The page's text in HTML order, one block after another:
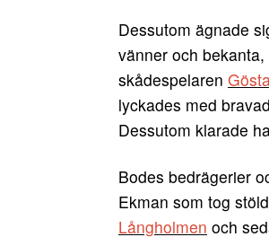
Dessutom ägnade
vänner och
skådespelaren
lyckades med
Dessutom klarade
Bodes bedrägerier
Ekman som tog
Långholmen och